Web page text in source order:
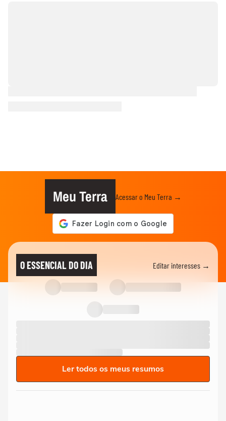
Meu Terra Acessar o Meu Terra →
O ESSENCIAL DO DIA Editar interesses →
Ler todos os meus resumos